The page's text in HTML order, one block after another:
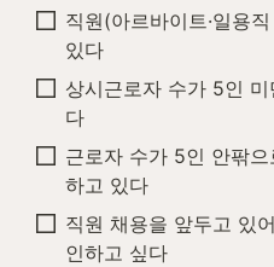
직원(아르바이트·일용
있다
상시근로자 수가 5인
다
근로자 수가 5인 안팎
하고 있다
직원 채용을 앞두고 있
인하고 싶다